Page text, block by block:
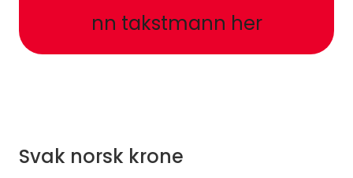
nn takstmann her
Svak norsk krone